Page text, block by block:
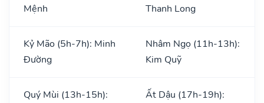
Mệnh
Thanh Long
Kỷ Mão (5h-7h): Minh
Đường
Nhâm Ngọ (11h-13h):
Kim Quỹ
Quý Mùi (13h-15h):
Ất Dậu (17h-19h):